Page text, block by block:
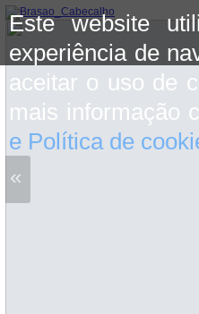
Este website
experiência de
aceitar o uso de
mais informação
e Política de
«